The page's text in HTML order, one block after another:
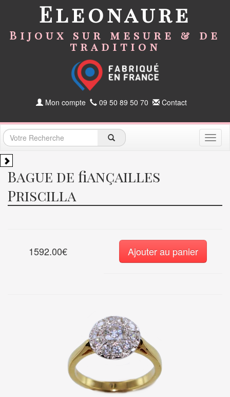
Eleonaure
Bijoux sur mesure & de
tradition
Mon compte 09 50 89 50 70 Contact
Bague de fiançailles
Priscilla
1592.00€ Ajouter au panier